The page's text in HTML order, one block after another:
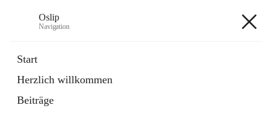
Oslip
Navigation
Start
Herzlich willkommen
Beiträge
Externe Webseite
in